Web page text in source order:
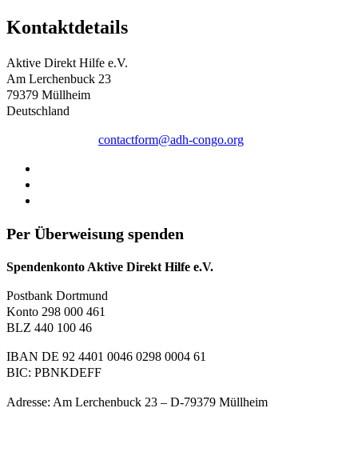
Kontaktdetails
Aktive Direkt Hilfe e.V.
Am Lerchenbuck 23
79379 Müllheim
Deutschland
contactform@adh-congo.org
Per Überweisung spenden
Spendenkonto Aktive Direkt Hilfe e.V.
Postbank Dortmund
Konto 298 000 461
BLZ 440 100 46
IBAN DE 92 4401 0046 0298 0004 61
BIC: PBNKDEFF
Adresse: Am Lerchenbuck 23 – D-79379 Müllheim